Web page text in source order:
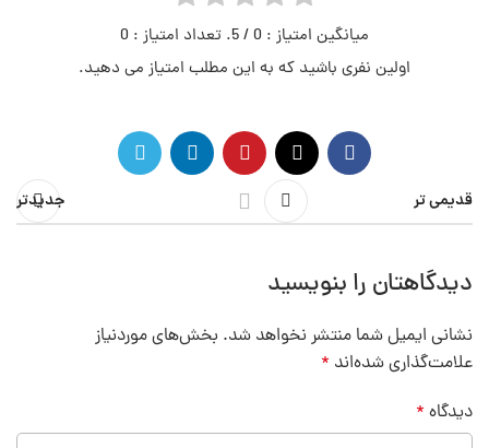
میانگین امتیاز : 0/ 5. تعداد امتیاز :
0
اولین نفری باشید که به این مطلب امتیاز می دهید.
جدیدتر قدیمی تر
دیدگاهتان را بنویسید
نشانی ایمیل شما منتشر نخواهد شد. بخش‌های موردنیاز
علامت‌گذاری شده‌اند *
دیدگاه *